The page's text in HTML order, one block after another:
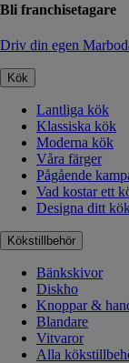
Bli franchisetagare
Driv din egen
Kök
Lantliga kök
Klassiska kök
Moderna kök
Våra färger
Pågående
Vad kostar ett
Designa ditt
Kökstillbehör
Bänkskivor
Diskho
Knoppar &
Blandare
Vitvaror
Alla